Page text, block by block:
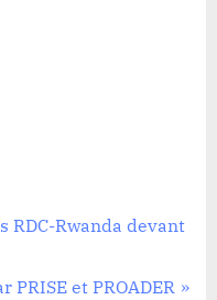
RDC-Rwanda devant
et PROADER